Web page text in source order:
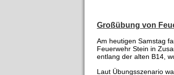
Großübung von
Am heutigen Samstag
Feuerwehr Stein in
entlang der alten B14,
Laut Übungsszenario